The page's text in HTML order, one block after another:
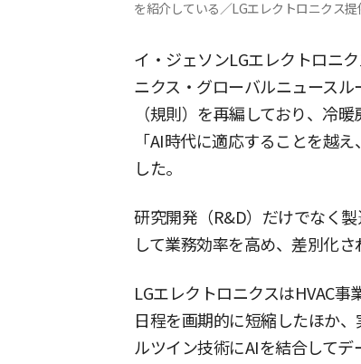
を紹介している／LGエレクトロニクス提
イ・ジェソンLGエレクトロニ
ニクス・グローバルニュース
（規則）を再編しており、冷
「AI時代に適応することを越
した。
研究開発（R&D）だけでなく
して業務効率を高め、差別化
LGエレクトロニクスはHVAC
日程を画期的に短縮したほか
ルツイン技術にAIを結合して